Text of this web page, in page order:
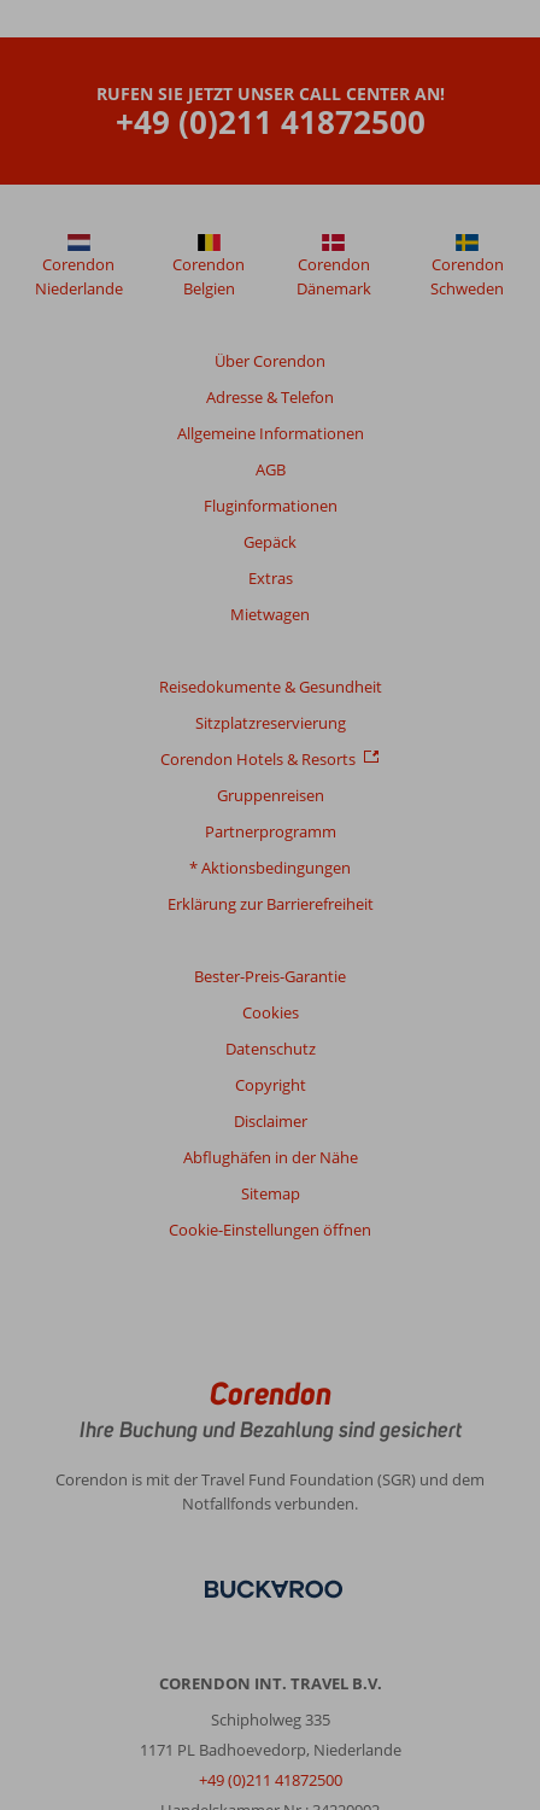
RUFEN SIE JETZT UNSER CALL CENTER AN!
+49 (0)211 41872500
Über Corendon
Adresse & Telefon
Allgemeine Informationen
AGB
Fluginformationen
Gepäck
Extras
Mietwagen
Reisedokumente & Gesundheit
Sitzplatzreservierung
Corendon Hotels & Resorts
Gruppenreisen
Partnerprogramm
* Aktionsbedingungen
Erklärung zur Barrierefreiheit
Bester-Preis-Garantie
Cookies
Datenschutz
Copyright
Disclaimer
Abflughäfen in der Nähe
Sitemap
Cookie-Einstellungen öffnen
Corendon
Niederlande
Corendon
Belgien
Corendon
Dänemark
Corendon
Schweden
Corendon
Ihre Buchung und Bezahlung sind gesichert
Corendon is mit der Travel Fund Foundation (SGR) und dem
Notfallfonds verbunden.
CORENDON INT. TRAVEL B.V.
Schipholweg 335
1171 PL Badhoevedorp, Niederlande
+49 (0)211 41872500